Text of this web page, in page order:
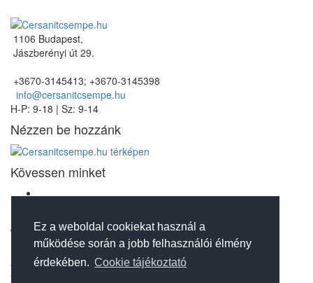
Ez a weboldal cookiekat használ a
működése során a jobb felhasználói élmény
érdekében. Cookie tájékoztató
1106 Budapest,
Jászberényi út 29.
+3670-3145413; +3670-3145398
info@cersanitcsempe.hu
H-P: 9-18 | Sz: 9-14
Nézzen be hozzánk
Kövessen minket
Jogi nyilatkozatok
Adatvédelmi tájékoztató
Cookie tájékoztató